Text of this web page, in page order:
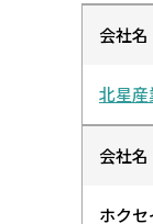
会社名
北星
会社名
ホク